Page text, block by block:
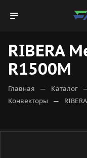
RIBERA
R1500M
Главная — Каталог
Конвекторы —